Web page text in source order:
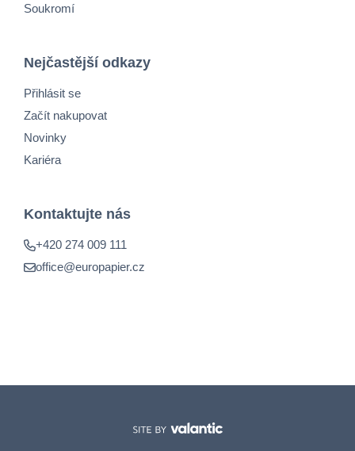
Soukromí
Nejčastější odkazy
Přihlásit se
Začít nakupovat
Novinky
Kariéra
Kontaktujte nás
+420 274 009 111
office@europapier.cz